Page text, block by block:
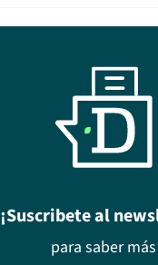
¡Suscribete al
para saber más